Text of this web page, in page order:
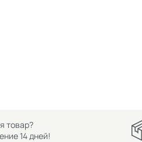
товар?
14 дней!